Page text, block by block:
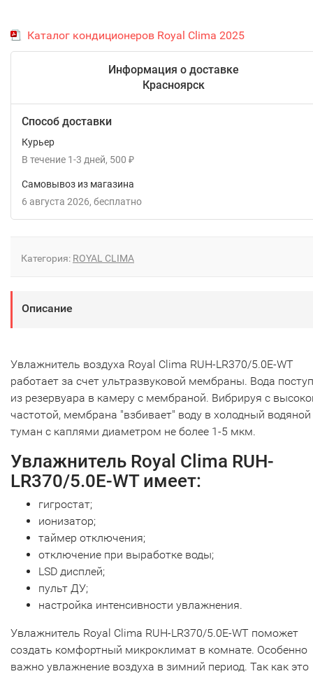
Каталог кондиционеров Royal Clima 2025
Информация о доставке
Красноярск
Способ доставки
Курьер
В течение 1-3 дней 500 ₽
Самовывоз из магазина
6 августа 2026
Бесплатно
Категория: ROYAL CLIMA
Описание
Увлажнитель воздуха Royal Clima RUH-LR370/5.0E-WT
работает за счет ультразвуковой мембраны. Вода
из резервуара в камеру с мембраной. Вибрируя с
частотой, мембрана "взбивает" воду в холодный водяной
туман с каплями диаметром не более 1-5 мкм.
Увлажнитель Royal Clima RUH-
LR370/5.0E-WT имеет:
гигростат;
ионизатор;
таймер отключения;
отключение при выработке воды;
LSD дисплей;
пульт ДУ;
настройка интенсивности увлажнения.
Увлажнитель Royal Clima RUH-LR370/5.0E-WT поможет
создать комфортный микроклимат в комнате. Особенно
важно увлажнение воздуха в зимний период. Так как это